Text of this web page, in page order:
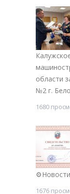
области
№2 г.
1680
1676